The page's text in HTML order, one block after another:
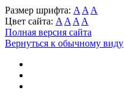
Размер шрифта: A A A
Цвет сайта: A A A A
Полная версия сайта
Вернуться к обычному виду